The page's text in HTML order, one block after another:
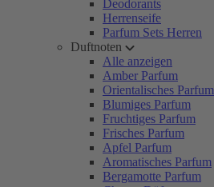
Deodorants
Herrenseife
Parfum Sets Herren
Duftnoten
Alle anzeigen
Amber Parfum
Orientalisches Parfum
Blumiges Parfum
Fruchtiges Parfum
Frisches Parfum
Apfel Parfum
Aromatisches Parfum
Bergamotte Parfum